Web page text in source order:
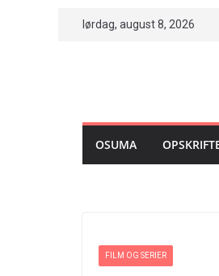
lørdag, august 8, 2026
OSUMA
FILM OG SERIER